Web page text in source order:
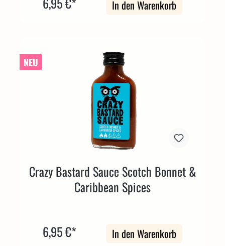
In den Warenkorb
NEU
Crazy Bastard Sauce Scotch Bonnet &
Caribbean Spices
6,95 €* In den Warenkorb